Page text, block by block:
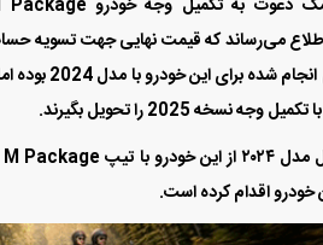
2025 را تحویل بگیرند.